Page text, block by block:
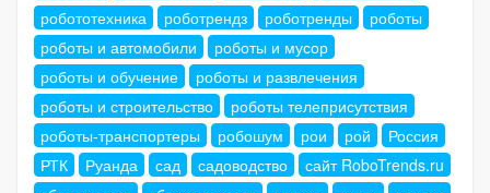
робототехника
роботрендз роботренды
роботы
роботы и автомобили
роботы и мусор
роботы и обучение
роботы и развлечения
роботы и строительство
роботы телеприсутствия
роботы-транспортеры
робошум рои рой
Россия
РТК
Руанда сад садоводство
сайт RoboTrends.ru